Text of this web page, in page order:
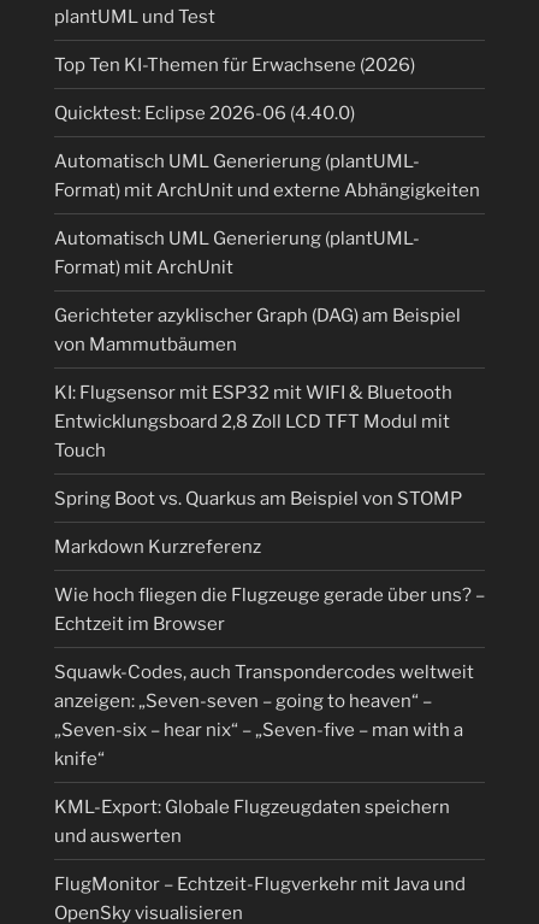
plantUML und Test
Top Ten KI-Themen für Erwachsene (2026)
Quicktest: Eclipse 2026-06 (4.40.0)
Automatisch UML Generierung (plantUML-
Format) mit ArchUnit und externe Abhängigkeiten
Automatisch UML Generierung (plantUML-
Format) mit ArchUnit
Gerichteter azyklischer Graph (DAG) am Beispiel
von Mammutbäumen
KI: Flugsensor mit ESP32 mit WIFI & Bluetooth
Entwicklungsboard 2,8 Zoll LCD TFT Modul mit
Touch
Spring Boot vs. Quarkus am Beispiel von STOMP
Markdown Kurzreferenz
Wie hoch fliegen die Flugzeuge gerade über uns? –
Echtzeit im Browser
Squawk-Codes, auch Transpondercodes weltweit
anzeigen: „Seven-seven – going to heaven“ –
„Seven-six – hear nix“ – „Seven-five – man with a
knife“
KML-Export: Globale Flugzeugdaten speichern
und auswerten
FlugMonitor – Echtzeit-Flugverkehr mit Java und
OpenSky visualisieren